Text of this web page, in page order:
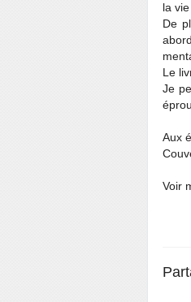
la
De
Le
Je
Aux
Voir